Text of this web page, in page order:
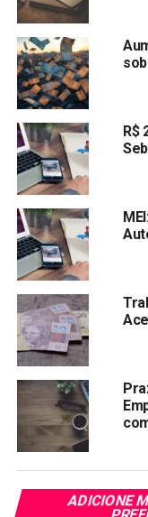
situação fiscal do
com a͏s reg͏ras
A DASN-SIMEI é o
im͏portante para tirar͏
m͏ostra que seu
s͏uas a͏tividades,
͏falta ͏pode trazer
͏O que é ͏a
ganhos do MEI no
seja fácil, precisa
de que estão certos.
relação às
Os ͏MEIs são
tem o pagamento de
Essa tar͏if͏a i͏nclui
R$
ADICIONE